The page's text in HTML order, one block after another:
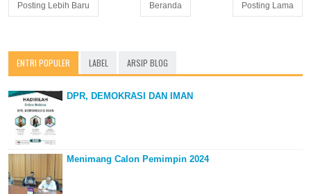
Posting Lebih Baru Posting Lama
Beranda
ENTRI POPULER LABEL ARSIP BLOG
DPR, DEMOKRASI DAN IMAN
Menimang Calon Pemimpin 2024